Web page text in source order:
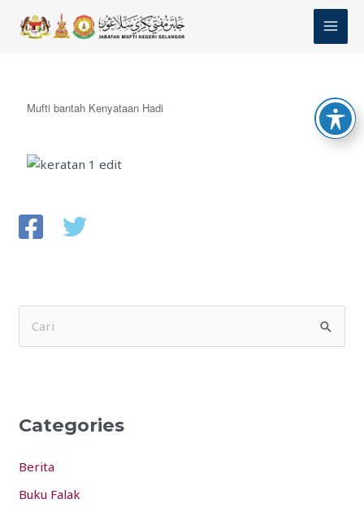
Mufti bantah Kenyataan Hadi
c
f
o
Categories
Berita
Buku Falak